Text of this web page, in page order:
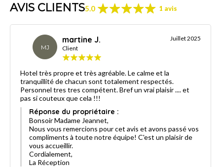
AVIS CLIENTS5.0 1 avis
MJ
martine J.
Client
Juillet 2025
Hotel très propre et très agréable. Le calme et la
tranquillité de chacun sont totalement respectés.
Personnel tres tres compétent. Bref un vrai plaisir .... et
pas si couteux que cela !!!
Réponse du propriétaire :
Bonsoir Madame Jeannet,
Nous vous remercions pour cet avis et avons passé vos
compliments à toute notre équipe! C'est un plaisir de
vous accueillir.
Cordialement,
La Réception